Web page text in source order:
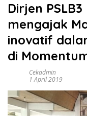
Dirjen
mengajak
inovatif
di
Cekadmin
1 April 2019